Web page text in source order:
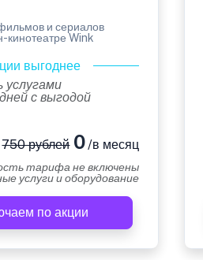
и сериалов
кинотеатре Wink
выгоднее
услугами
с выгодой
750 рублей0/в месяц
тарифа не включены
услуги и оборудование
по акции